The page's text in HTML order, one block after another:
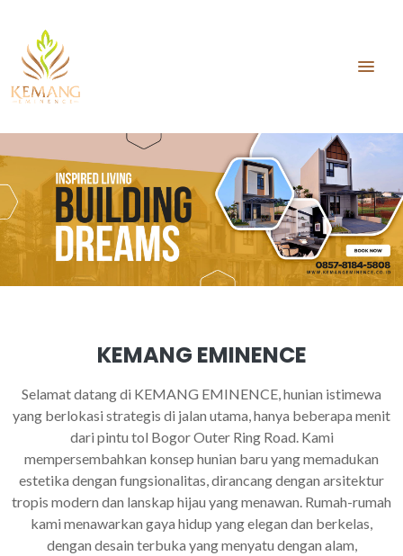
KEMANG EMINENCE
Selamat datang di KEMANG EMINENCE, hunian istimewa
yang berlokasi strategis di jalan utama, hanya beberapa menit
dari pintu tol Bogor Outer Ring Road. Kami
mempersembahkan konsep hunian baru yang memadukan
estetika dengan fungsionalitas, dirancang dengan arsitektur
tropis modern dan lanskap hijau yang menawan. Rumah-rumah
kami menawarkan gaya hidup yang elegan dan berkelas,
dengan desain terbuka yang menyatu dengan alam,